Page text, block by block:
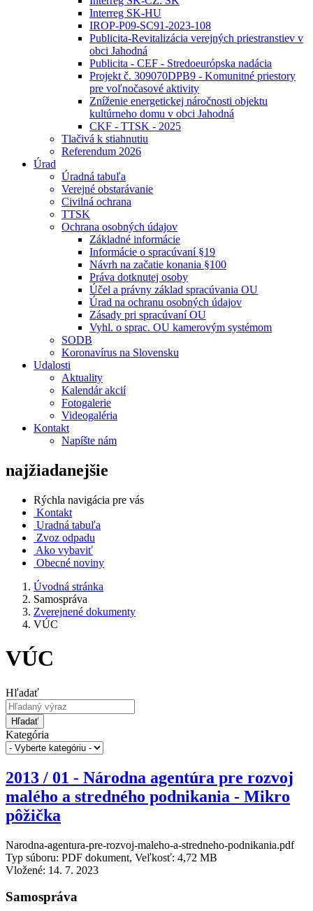
Interreg SK-HU
IROP-P09-SC91-2023-108
Publicita-Revitalizácia verejných priestranstiev v
obci Jahodná
Publicita - CEF - Stredoeurópska nadácia
Projekt č. 309070DPB9 - Komunitné priestory
pre voľnočasové aktivity
Zníženie energetickej náročnosti objektu
kultúrneho domu v obci Jahodná
CKF - TTSK - 2025
Tlačivá k stiahnutiu
Referendum 2026
Úrad
Úradná tabuľa
Verejné obstarávanie
Civilná ochrana
TTSK
Ochrana osobných údajov
Základné informácie
Informácie o spracúvaní §19
Návrh na začatie konania §100
Práva dotknutej osoby
Účel a právny základ spracúvania OU
Úrad na ochranu osobných údajov
Zásady pri spracúvaní OU
Vyhl. o sprac. OU kamerovým systémom
SODB
Koronavírus na Slovensku
Udalosti
Aktuality
Kalendár akcií
Fotogalerie
Videogaléria
Kontakt
Napíšte nám
najžiadanejšie
Rýchla navigácia pre vás
Kontakt
Uradná tabuľa
Zvoz odpadu
Ako vybaviť
Obecné noviny
Úvodná stránka
Samospráva
Zverejnené dokumenty
VÚC
VÚC
Hľadať
Hľadať
Kategória
2013 / 01 - Národna agentúra pre rozvoj
malého a stredného podnikania - Mikro
pôžička
Narodna-agentura-pre-rozvoj-maleho-a-stredneho-podnikania.pdf
Typ súboru: PDF dokument, Veľkosť: 4,72 MB
Vložené: 14. 7. 2023
Samospráva